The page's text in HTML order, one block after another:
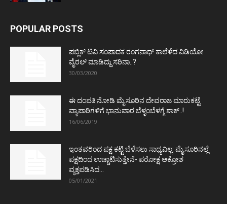
POPULAR POSTS
ಪಬ್ಲಿಕ್ ಟಿವಿ ಸಂಪಾದಕ ರಂಗನಾಥ್ ಕಾಲೆಳೆದ ವಿಡಿಯೋ
ವೈರಲ್ ಮಾಡಿದ್ದು ಸರಿನಾ..?
30/03/2020
ಈ ದಂಪತಿ ನೋಡಿ ಮೈಸೂರಿನ ದೇವರಾಜ ಮಾರುಕಟ್ಟೆ
ವ್ಯಾಪಾರಿಗಳಿಗೆ ಭಾನುವಾರ ಬೆಳ್ಳಂಬೆಳಗ್ಗೆ ಶಾಕ್..!
16/06/2019
ಇಂತವರಿಂದ ಪಕ್ಷ ಕಟ್ಟಿ ಬೆಳೆಸಲು ಸಾಧ್ಯವಿಲ್ಲ: ಮೈಸೂರಿನಲ್ಲೆ
ಪಕ್ಷದಿಂದ ಉಚ್ಚಾಟಿಸುತ್ತೇನೆ- ಪರೋಕ್ಷ ಆಕ್ರೋಶ
ವ್ಯಕ್ತಪಡಿಸಿದ...
05/01/2021